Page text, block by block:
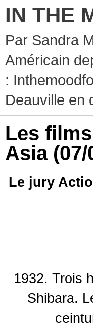
IN THE
Par Sandra
Américain
:
Deauville en
Les
Asia (07/
Le jury
1932. Trois
Shibara.